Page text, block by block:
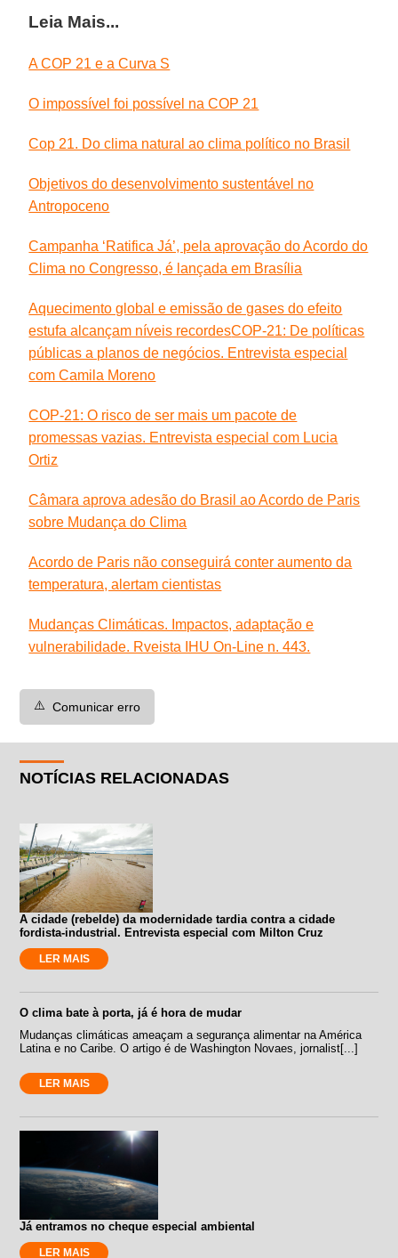
Leia Mais...
A COP 21 e a Curva S
O impossível foi possível na COP 21
Cop 21. Do clima natural ao clima político no Brasil
Objetivos do desenvolvimento sustentável no
Antropoceno
Campanha ‘Ratifica Já’, pela aprovação do Acordo do
Clima no Congresso, é lançada em Brasília
Aquecimento global e emissão de gases do efeito
estufa alcançam níveis recordesCOP-21: De políticas
públicas a planos de negócios. Entrevista especial
com Camila Moreno
COP-21: O risco de ser mais um pacote de
promessas vazias. Entrevista especial com Lucia
Ortiz
Câmara aprova adesão do Brasil ao Acordo de Paris
sobre Mudança do Clima
Acordo de Paris não conseguirá conter aumento da
temperatura, alertam cientistas
Mudanças Climáticas. Impactos, adaptação e
vulnerabilidade. Rveista IHU On-Line n. 443.
⚠️ Comunicar erro
NOTÍCIAS RELACIONADAS
A cidade (rebelde) da modernidade tardia contra a cidade
fordista-industrial. Entrevista especial com Milton Cruz
LER MAIS
O clima bate à porta, já é hora de mudar
Mudanças climáticas ameaçam a segurança alimentar na América
Latina e no Caribe. O artigo é de Washington Novaes, jornalist[...]
LER MAIS
Já entramos no cheque especial ambiental
LER MAIS